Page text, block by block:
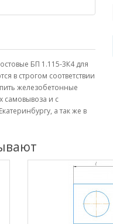
БП 1.115-3К4 для
в строгом соответствии
железобетонные
самовывоза и с
а так же в